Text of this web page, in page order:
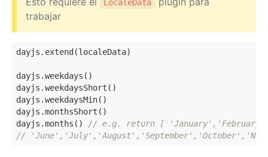
LocaleData
trabajar
dayjs.extend(localeData)
dayjs.weekdays()
dayjs.weekdaysShort()
dayjs.weekdaysMin()
dayjs.monthsShort()
dayjs.months()
// e.g. return [
//